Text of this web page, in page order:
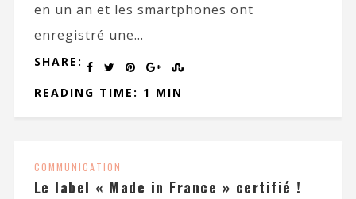
en un an et les smartphones ont
enregistré une...
SHARE:
READING TIME: 1 MIN
COMMUNICATION
Le label « Made in France » certifié !